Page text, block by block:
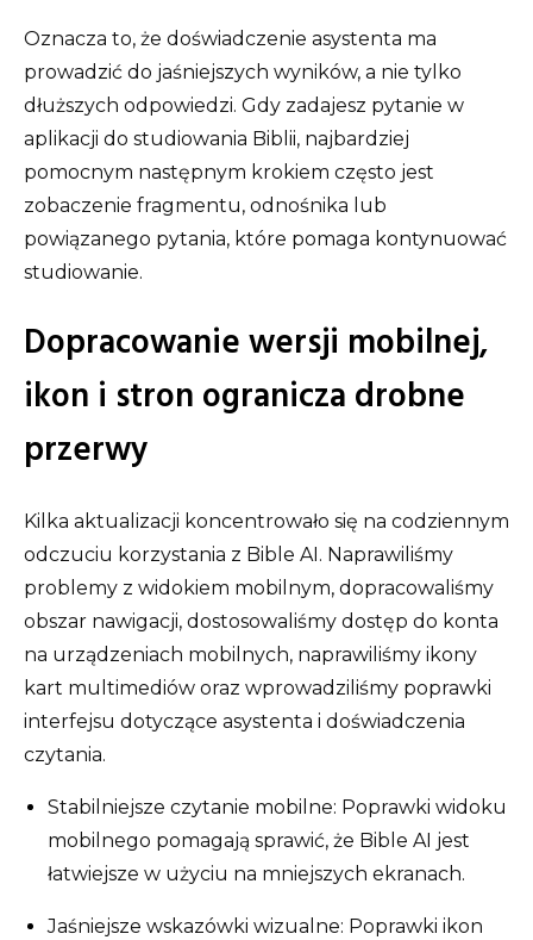
Oznacza to, że doświadczenie asystenta ma
prowadzić do jaśniejszych wyników, a nie tylko
dłuższych odpowiedzi. Gdy zadajesz pytanie w
aplikacji do studiowania Biblii, najbardziej
pomocnym następnym krokiem często jest
zobaczenie fragmentu, odnośnika lub
powiązanego pytania, które pomaga kontynuować
studiowanie.
Dopracowanie wersji mobilnej,
ikon i stron ogranicza drobne
przerwy
Kilka aktualizacji koncentrowało się na codziennym
odczuciu korzystania z Bible AI. Naprawiliśmy
problemy z widokiem mobilnym, dopracowaliśmy
obszar nawigacji, dostosowaliśmy dostęp do konta
na urządzeniach mobilnych, naprawiliśmy ikony
kart multimediów oraz wprowadziliśmy poprawki
interfejsu dotyczące asystenta i doświadczenia
czytania.
Stabilniejsze czytanie mobilne: Poprawki widoku
mobilnego pomagają sprawić, że Bible AI jest
łatwiejsze w użyciu na mniejszych ekranach.
Jaśniejsze wskazówki wizualne: Poprawki ikon